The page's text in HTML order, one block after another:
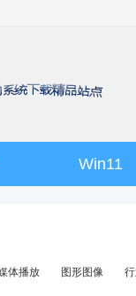
Win11
体播放 图形图像